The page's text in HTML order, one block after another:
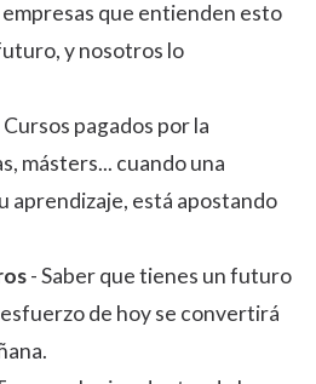
que entienden esto
y nosotros lo
Cursos pagados por la
másters... cuando una
aprendizaje, está apostando
- Saber que tienes un futuro
de hoy se convertirá